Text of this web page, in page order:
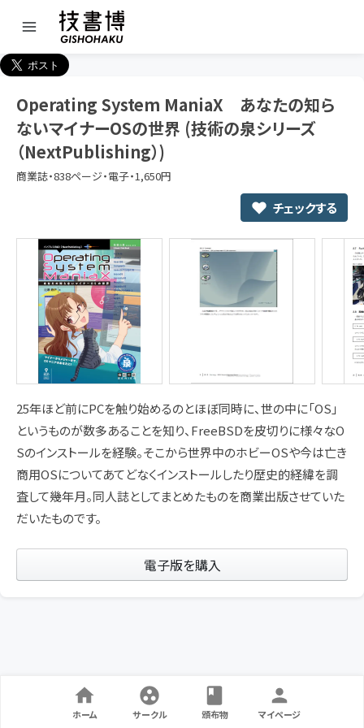
Operating System ManiaX あなたの知ら
ないマイナーOSの世界 (技術の泉シリーズ
（NextPublishing）)
商業誌・838ページ・電子・1,650円
チェックする
25年ほど前にPCを触り始めるのとほぼ同時に、世の中に「OS」
というものが数多あることを知り、FreeBSDを皮切りに様々なO
Sのインストールを経験。そこから世界中のホビーOSや今は亡き
商用OSについてあてどなくインストールしたり歴史的経緯を調
査して幾年月。同人誌としてまとめたものを商業出版させていた
だいたものです。
電子版を購入
ホーム サークル 頒布物 マイページ